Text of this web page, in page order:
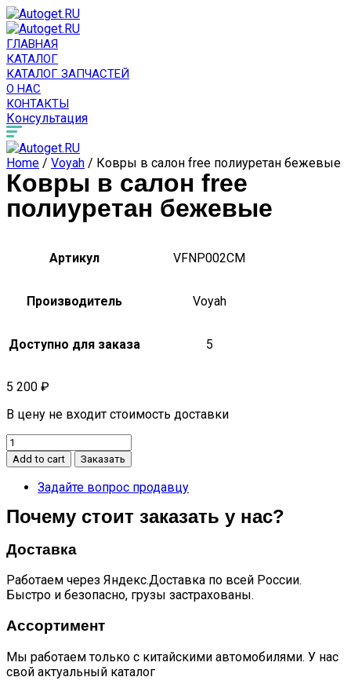
ГЛАВНАЯ
КАТАЛОГ
КАТАЛОГ ЗАПЧАСТЕЙ
О НАС
КОНТАКТЫ
Консультация
Home / Voyah / Ковры в салон free полиуретан бежевые
Ковры в салон free
полиуретан бежевые
Артикул VFNP002CM
Производитель Voyah
Доступно для заказа 5
5 200 ₽
В цену не входит стоимость доставки
Ковры
в
салон
free
бежевые
Add to cart Заказать
Задайте вопрос продавцу
Почему стоит заказать у нас?
Доставка
Работаем через Яндекс.Доставка по всей России.
Быстро и безопасно, грузы застрахованы.
Ассортимент
Мы работаем только с китайскими автомобилями. У нас
свой актуальный каталог